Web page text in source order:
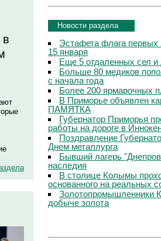
в
Новости раздела
Эстафета флага первых
15 января
Еще 5 отдаленных сел и
Больше 80 медиков
с начала года
Более 200 ярмарочных
В Приморье объявлен
ПАМЯТКА
Губернатор Приморья
работы на дороге в
Поздравление
Днем металлурга
Бывший лагерь
наследия
В столице Колымы
основанного на реальных
Золотопромышленники
добыче золота